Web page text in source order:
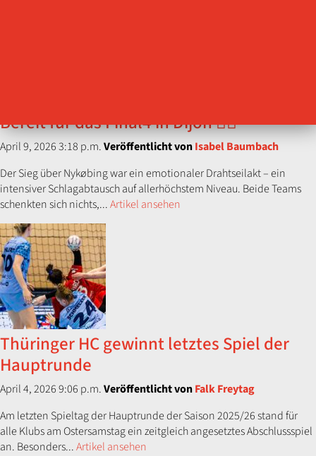
Bereit für das Final4 in Dijon 🤾‍♀️
April 9, 2026 3:18 p.m.Veröffentlicht vonIsabel Baumbach
Der Sieg über Nykøbing war ein emotionaler Drahtseilakt – ein
intensiver Schlagabtausch auf allerhöchstem Niveau. Beide Teams
schenkten sich nichts,...Artikel ansehen
Thüringer HC gewinnt letztes Spiel der
Hauptrunde
April 4, 2026 9:06 p.m.Veröffentlicht vonFalk Freytag
Am letzten Spieltag der Hauptrunde der Saison 2025/26 stand für
alle Klubs am Ostersamstag ein zeitgleich angesetztes Abschlussspiel
an. Besonders...Artikel ansehen